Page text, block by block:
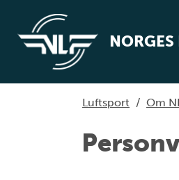
Luftsport / Om